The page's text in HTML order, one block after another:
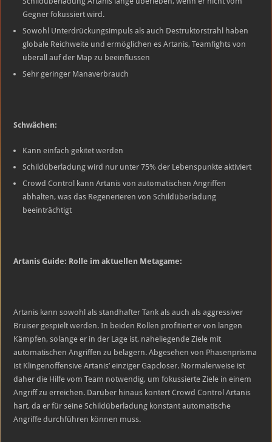
Gegner fokussiert wird.
Sowohl Unterdrückungsimpuls als auch Destruktorstrahl haben
globale Reichweite und ermöglichen es Artanis, Teamfights von
überall auf der Map zu beeinflussen
Sehr geringer Manaverbrauch
Schwächen:
Kann einfach gekitet werden
Schildüberladung wird nur unter 75% der Lebenspunkte aktiviert
Crowd Control kann Artanis von automatischen Angriffen
abhalten, was das Regenerieren von Schildüberladung
beeinträchtigt
Artanis Guide: Rolle im aktuellen Metagame:
Artanis kann sowohl als standhafter Tank als auch als aggressiver
Bruiser gespielt werden. In beiden Rollen profitiert er von langen
Kämpfen, solange er in der Lage ist, naheliegende Ziele mit
automatischen Angriffen zu belagern. Abgesehen von Phasenprisma
ist Klingenoffensive Artanis’ einziger Gapcloser. Normalerweise ist
daher die Hilfe vom Team notwendig, um fokussierte Ziele in einem
Angriff zu erreichen. Darüber hinaus kontert Crowd Control Artanis
hart, da er für seine Schildüberladung konstant automatische
Angriffe durchführen können muss.